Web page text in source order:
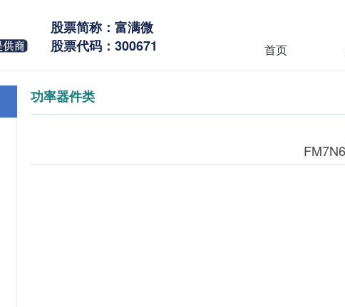
股票简称：富满微
股票代码：300671
首页
功率器件类